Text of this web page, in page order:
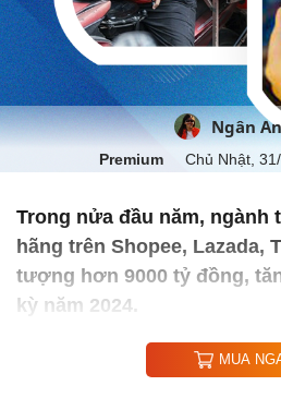
Ngân
Premium Chủ Nhật,
Trong nửa đầu năm, ngành
hãng trên Shopee, Lazada,
tượng hơn 9000 tỷ đồng,
kỳ năm 2024.
MUA